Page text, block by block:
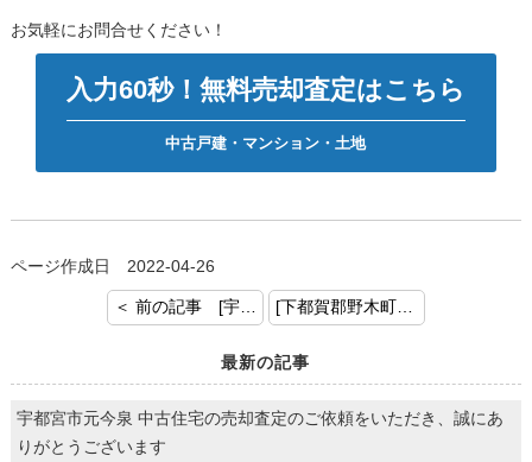
お気軽にお問合せください！
入力60秒！無料売却査定はこちら
中古戸建・マンション・土地
ページ作成日 2022-04-26
＜ 前の記事 [宇都宮市ゆいの杜 戸建 ご契約おめでとうございます] [下都賀郡野木町 戸建 ご契約おめでとうございます] 次の記事 ＞
最新の記事
宇都宮市元今泉 中古住宅の売却査定のご依頼をいただき、誠にあ
りがとうございます